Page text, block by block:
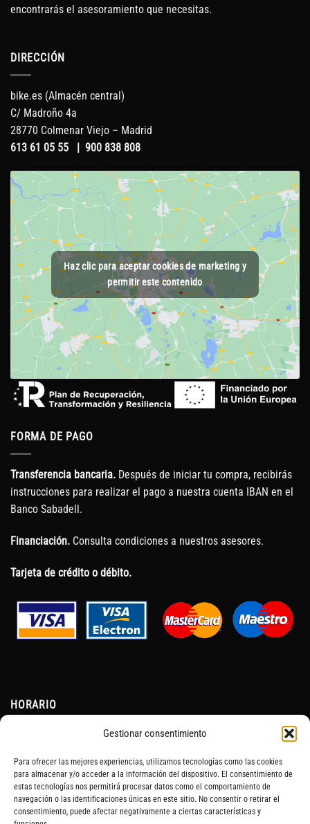
Gestionar consentimiento
Para ofrecer las mejores experiencias, utilizamos tecnologías como las cookies
para almacenar y/o acceder a la información del dispositivo. El consentimiento de
estas tecnologías nos permitirá procesar datos como el comportamiento de
navegación o las identificaciones únicas en este sitio. No consentir o retirar el
consentimiento, puede afectar negativamente a ciertas características y
encontrarás el asesoramiento que necesitas.
DIRECCIÓN
bike.es (Almacén central)
C/ Madroño 4a
28770 Colmenar Viejo – Madrid
613 61 05 55 | 900 838 808
Haz clic para aceptar cookies de marketing y
permitir este contenido
FORMA DE PAGO
Transferencia bancaria. Después de iniciar tu compra, recibirás
instrucciones para realizar el pago a nuestra cuenta IBAN en el
Banco Sabadell.
Financiación. Consulta condiciones a nuestros asesores.
Tarjeta de crédito o débito.
HORARIO
10:00h a 19:30h
Sábados: